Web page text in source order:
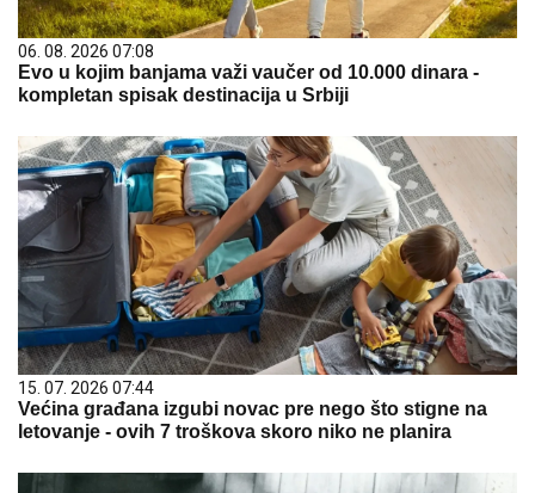
06. 08. 2026 07:08
Evo u kojim banjama važi vaučer od 10.000 dinara -
kompletan spisak destinacija u Srbiji
15. 07. 2026 07:44
Većina građana izgubi novac pre nego što stigne na
letovanje - ovih 7 troškova skoro niko ne planira